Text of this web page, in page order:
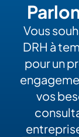
Vous
DRH à
pour un
vos